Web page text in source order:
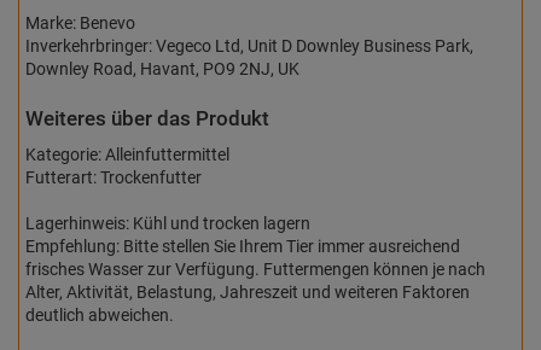
Marke: Benevo
Inverkehrbringer: Vegeco Ltd, Unit D Downley Business Park,
Downley Road, Havant, PO9 2NJ, UK
Weiteres über das Produkt
Kategorie: Alleinfuttermittel
Futterart: Trockenfutter
Lagerhinweis: Kühl und trocken lagern
Empfehlung: Bitte stellen Sie Ihrem Tier immer ausreichend
frisches Wasser zur Verfügung. Futtermengen können je nach
Alter, Aktivität, Belastung, Jahreszeit und weiteren Faktoren
deutlich abweichen.